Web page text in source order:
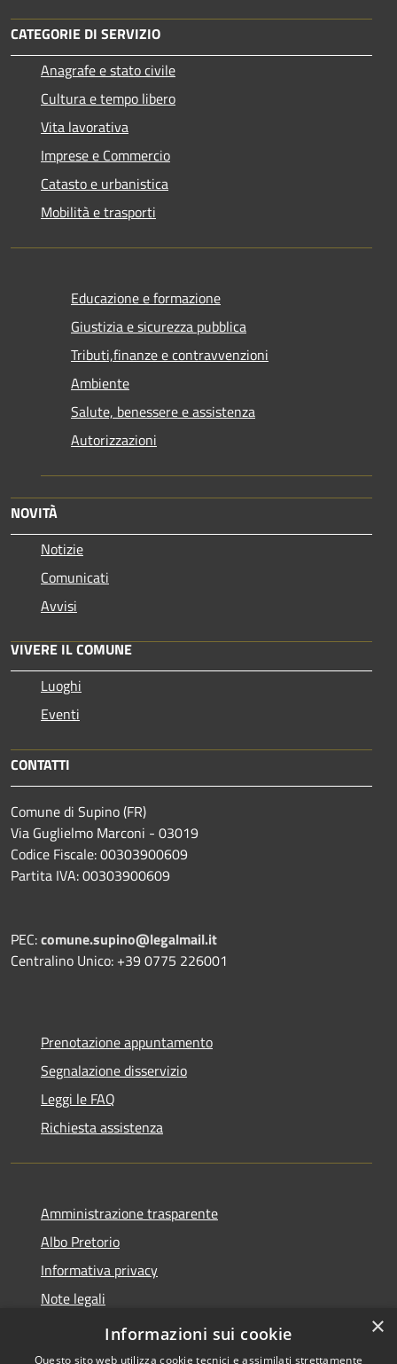
CATEGORIE DI SERVIZIO
Anagrafe e stato civile
Cultura e tempo libero
Vita lavorativa
Imprese e Commercio
Catasto e urbanistica
Mobilità e trasporti
Educazione e formazione
Giustizia e sicurezza pubblica
Tributi,finanze e contravvenzioni
Ambiente
Salute, benessere e assistenza
Autorizzazioni
NOVITÀ
Notizie
Comunicati
Avvisi
VIVERE IL COMUNE
Luoghi
Eventi
CONTATTI
Comune di Supino (FR)
Via Guglielmo Marconi - 03019
Codice Fiscale: 00303900609
Partita IVA: 00303900609
PEC:comune.supino@legalmail.it
Centralino Unico: +39 0775 226001
Prenotazione appuntamento
Segnalazione disservizio
Leggi le FAQ
Richiesta assistenza
Amministrazione trasparente
Albo Pretorio
Informativa privacy
Note legali
Dichiarazione di accessibilità
×
Informazioni sui cookie
Questo sito web utilizza cookie tecnici e assimilati strettamente